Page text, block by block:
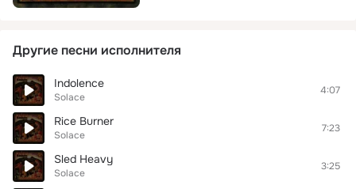
Другие песни исполнителя
Indolence
Solace
4:07
Rice Burner
Solace
7:23
Sled Heavy
Solace
3:25